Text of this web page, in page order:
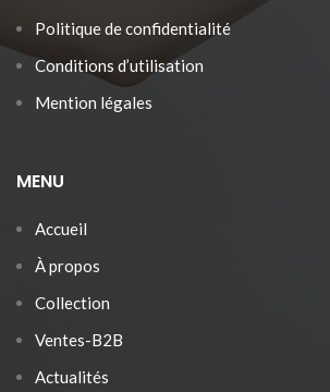
Politique de confidentialité
Conditions d’utilisation
Mention légales
MENU
Accueil
À propos
Collection
Ventes-B2B
Actualités